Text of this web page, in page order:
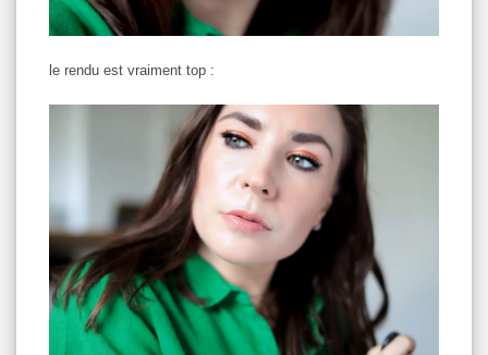
le rendu est vraiment top :